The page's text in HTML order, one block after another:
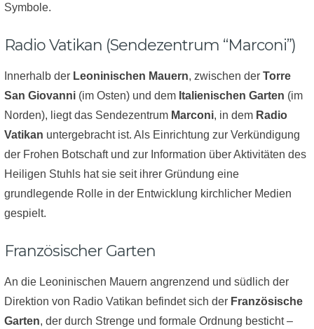
Symbole.
Radio Vatikan (Sendezentrum “Marconi”)
Innerhalb der Leoninischen Mauern, zwischen der Torre
San Giovanni (im Osten) und dem Italienischen Garten (im
Norden), liegt das Sendezentrum Marconi, in dem Radio
Vatikan untergebracht ist. Als Einrichtung zur Verkündigung
der Frohen Botschaft und zur Information über Aktivitäten des
Heiligen Stuhls hat sie seit ihrer Gründung eine
grundlegende Rolle in der Entwicklung kirchlicher Medien
gespielt.
Französischer Garten
An die Leoninischen Mauern angrenzend und südlich der
Direktion von Radio Vatikan befindet sich der Französische
Garten, der durch Strenge und formale Ordnung besticht –